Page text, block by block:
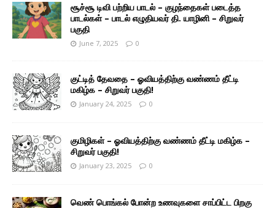
சூச்சூ டிவி பற்றிய பாடல் – குழந்தைகள் படைத்த
பாடல்கள் – பாடல் எழுதியவர் தி. யாழினி – சிறுவர்
பகுதி
June 7, 2025 0
குட்டித் தேவதை – ஓவியத்திற்கு வண்ணம் தீட்டி
மகிழ்க – சிறுவர் பகுதி!
January 24, 2025 0
குமிழிகள் – ஓவியத்திற்கு வண்ணம் தீட்டி மகிழ்க –
சிறுவர் பகுதி!
January 23, 2025 0
வெண் பொங்கல் போன்ற உணவுகளை சாப்பிட்ட பிறகு